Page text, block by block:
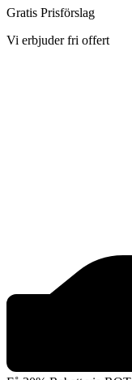
Gratis Prisförslag
Vi erbjuder fri offert